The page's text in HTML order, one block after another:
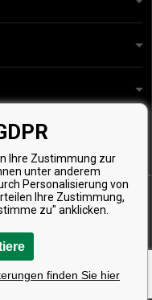
und Versand
Rechte vorbehalten
Ihre Zustimmung zur
unter anderem
Personalisierung von
Ihre Zustimmung,
zu" anklicken.
finden Sie hier